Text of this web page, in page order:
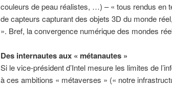
couleurs de peau réalistes, …) – « tous rendus en
de capteurs capturant des objets 3D du monde
». Bref, la convergence numérique des mondes
Des internautes aux « métanautes »
Si le vice-président d’Intel mesure les limites de
à ces ambitions « métaverses » (« notre